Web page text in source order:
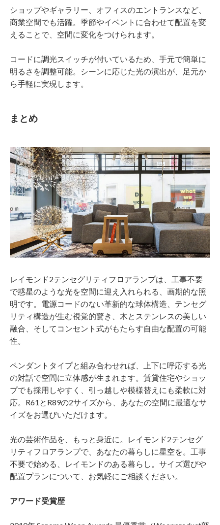
ショップやギャラリー、オフィスのエントランスなど、
商業空間でも活躍。季節やイベントに合わせて配置を変
えることで、空間に変化をつけられます。
コードに調光スイッチが付いているため、手元で簡単に
明るさを調整可能。シーンに応じた光の演出が、足元か
ら手軽に実現します。
まとめ
レイモンド2テンセグリティフロアランプは、工事不要
で惑星のような光を空間に迎え入れられる、画期的な照
明です。電源コードのない革新的な球体構造、テンセグ
リティ構造が生む視覚的驚き、木とステンレスの美しい
融合、そしてコンセント式がもたらす自由な配置の可能
性。
ペンダントタイプと組み合わせれば、上下に呼応する光
の対話で空間に立体感が生まれます。賃貸住宅やショッ
プでも採用しやすく、引っ越しや模様替えにも柔軟に対
応。R61とR89の2サイズから、あなたの空間に最適なサ
イズをお選びいただけます。
光の芸術作品を、もっと身近に。レイモンド2テンセグ
リティフロアランプで、あなたの暮らしに星空を。工事
不要で始める、レイモンドのある暮らし。サイズ選びや
配置プランについて、お気軽にご相談ください。
アワード受賞歴